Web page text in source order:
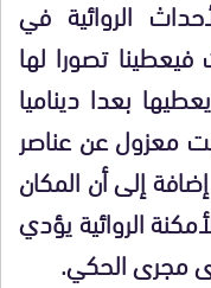
الروائية في
تصورا لها
بعدا ديناميا
معزول عن عناصر
إضافة إلى أن المكان
الروائية يؤدي
مجرى الحكي.